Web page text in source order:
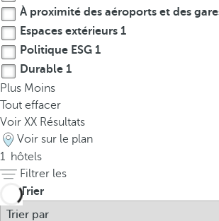
À proximité des aéroports et des
Espaces extérieurs 1
Politique ESG 1
Durable 1
Plus Moins
Tout effacer
Voir XX Résultats
Voir sur le plan
1 hôtels
Filtrer les
Trier